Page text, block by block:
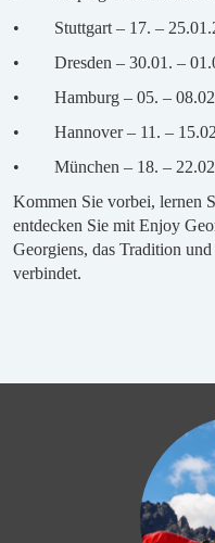
• Stuttgart – 17. –
• Dresden – 30.01. –
• Hamburg – 05. –
• Hannover – 11. –
• München – 18. –
Kommen Sie vorbei, lernen
entdecken Sie mit Enjoy
Georgiens, das Tradition
verbindet.